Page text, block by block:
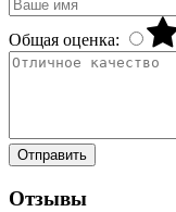
Общая оценка:
Отправить
Отзывы